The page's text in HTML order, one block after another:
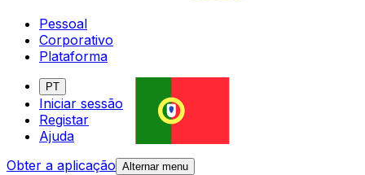
Pessoal
Corporativo
Plataforma
PT
Iniciar sessão
Registar
Ajuda
Obter a aplicação Alternar menu